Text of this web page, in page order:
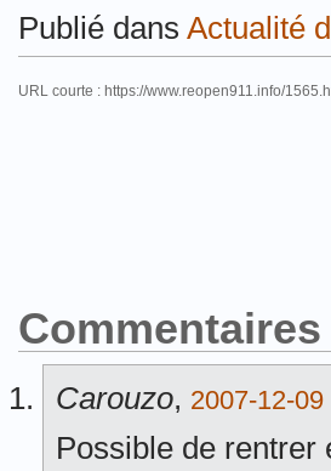
Publié dans Actualité
URL courte : https://www.reopen911.info/
Commentaires
Carouzo, 2007-12-
Possible de rentrer